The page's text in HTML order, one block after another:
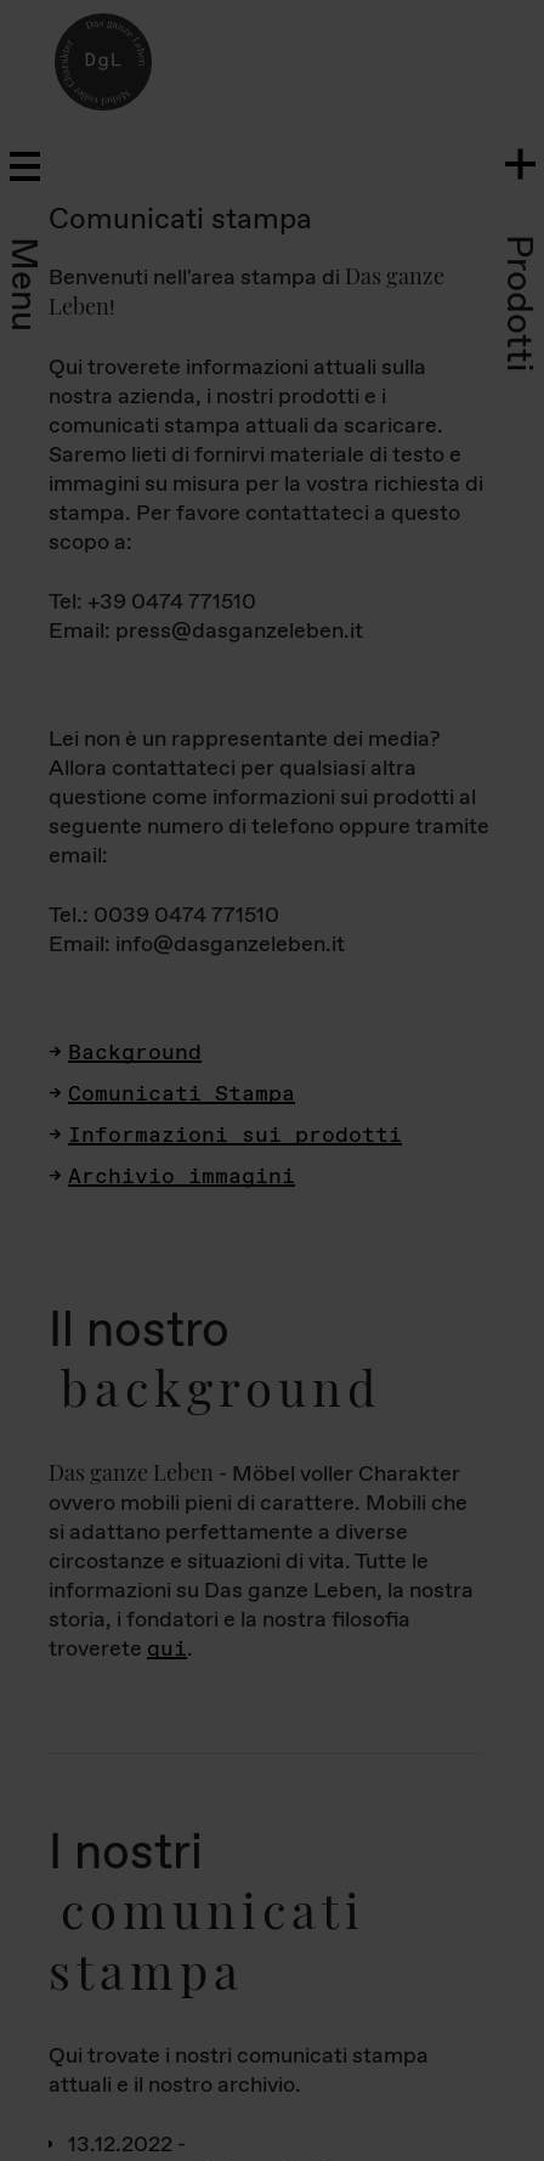
Menu Prodotti
Comunicati stampa
Benvenuti nell'area stampa di Das ganze
Leben!
Qui troverete informazioni attuali sulla
nostra azienda, i nostri prodotti e i
comunicati stampa attuali da scaricare.
Saremo lieti di fornirvi materiale di testo e
immagini su misura per la vostra richiesta di
stampa. Per favore contattateci a questo
scopo a:
Tel: +39 0474 771510
Email: press@dasganzeleben.it
Lei non è un rappresentante dei media?
Allora contattateci per qualsiasi altra
questione come informazioni sui prodotti al
seguente numero di telefono oppure tramite
email:
Tel.: 0039 0474 771510
Email: info@dasganzeleben.it
Background
Comunicati Stampa
Informazioni sui prodotti
Archivio immagini
Il nostro
background
Das ganze Leben - Möbel voller Charakter
ovvero mobili pieni di carattere. Mobili che
si adattano perfettamente a diverse
circostanze e situazioni di vita. Tutte le
informazioni su Das ganze Leben, la nostra
storia, i fondatori e la nostra filosofia
troverete qui.
I nostri
comunicati
stampa
Qui trovate i nostri comunicati stampa
attuali e il nostro archivio.
13.12.2022 -